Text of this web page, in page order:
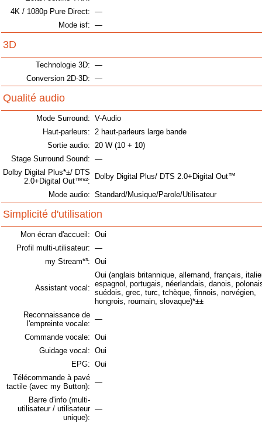
4K / 1080p Pure Direct: —
Mode isf: —
3D
Technologie 3D: —
Conversion 2D-3D: —
Qualité audio
Mode Surround: V-Audio
Haut-parleurs: 2 haut-parleurs large bande
Sortie audio: 20 W (10 + 10)
Stage Surround Sound: —
Dolby Digital Plus*±/ DTS
2.0+Digital Out™*²:
Dolby Digital Plus/ DTS 2.0+Digital Out™
Mode audio: Standard/Musique/Parole/Utilisateur
Simplicité d'utilisation
Mon écran d'accueil: Oui
Profil multi-utilisateur: —
my Stream*³: Oui
Assistant vocal:
Oui (anglais britannique, allemand, français,
espagnol, portugais, néerlandais, danois,
suédois, grec, turc, tchèque, finnois, norvégien,
hongrois, roumain, slovaque)*±±
Reconnaissance de
l'empreinte vocale:
—
Commande vocale: Oui
Guidage vocal: Oui
EPG: Oui
Télécommande à pavé
tactile (avec my Button):
—
Barre d'info (multi-
utilisateur / utilisateur
unique):
—